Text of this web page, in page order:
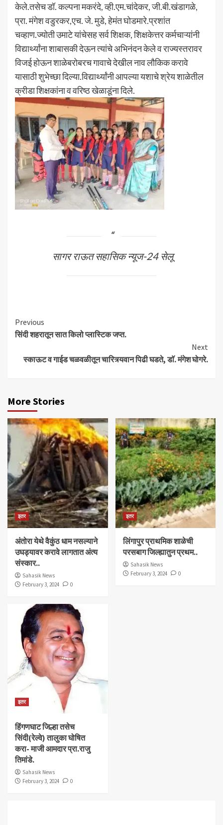
केले.तसेच डॉ. कल्पना मकरंदे, व्ही.एम.चांदेकर, जी.बी.खंडागळे,
प्रा. मंगेश वडुरकर,एच. जे. मुडे, हेमंत घोडमारे.प्रशांत
चव्हाण.ज्योती उमाटे यांचेसह सर्व शिक्षक, शिक्षकेत्तर कर्मचाऱ्यांनी
विद्यार्थ्यांना शाबासकी देऊन त्यांचे अभिनंदन केले व राज्यस्तरावर
विजई होऊन शाळेबरोबरच गावाचे देखील नाव लौकिक करावे
यासाठी शुभेच्छा दिल्या.विद्यार्थ्यांनी आपल्या यशाचे श्रेय शाळेतील
क्रीडा शिक्षकांना व वरिष्ठ खेळाडूंना दिले.
सागर राऊत सहासिक न्यूज-24 सेलू
Continue
Reading
Previous
सिंदी शहरातून सात किलो प्लास्टिक जप्त.
Next
स्काऊट व गाईड चळवळीतून चारित्र्यवान पिढी घडते, डाॅ. मंगेश घोगरे.
More Stories
इतर
अंतोरा येथे वैकुंठ धाम नसल्याने
उघड्यावर करावे लागतात अंत्य
संस्कार..
Sahasik News
February 3, 2024
0
इतर
लिंगापुर प्राथमिक शाळेची
परसबाग जिल्ह्यातुन प्रथम..
Sahasik News
February 3, 2024
0
इतर
हिंगणघाट जिल्हा तसेच
सिंदी(रेल्वे) तालुका घोषित
करा- माजी आमदार प्रा.राजु
तिमांडे.
Sahasik News
February 3, 2024
0